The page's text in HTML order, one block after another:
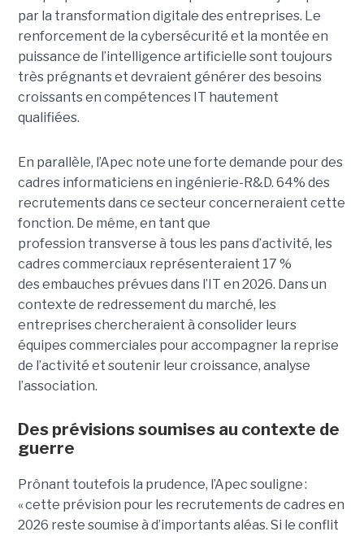
par la transformation digitale des entreprises. Le
renforcement de la cybersécurité et la montée en
puissance de l’intelligence artificielle sont toujours
très prégnants et devraient générer des besoins
croissants en compétences IT hautement
qualifiées.
En parallèle, l’Apec note une forte demande pour des
cadres informaticiens en ingénierie-R&D. 64% des
recrutements dans ce secteur concerneraient cette
fonction. De même, en tant que
profession transverse à tous les pans d’activité, les
cadres commerciaux représenteraient 17 %
des embauches prévues dans l’IT en 2026. Dans un
contexte de redressement du marché, les
entreprises chercheraient à consolider leurs
équipes commerciales pour accompagner la reprise
de l’activité et soutenir leur croissance, analyse
l’association.
Des prévisions soumises au contexte de
guerre
Prônant toutefois la prudence, l’Apec souligne :
« cette prévision pour les recrutements de cadres en
2026 reste soumise à d’importants aléas. Si le conflit